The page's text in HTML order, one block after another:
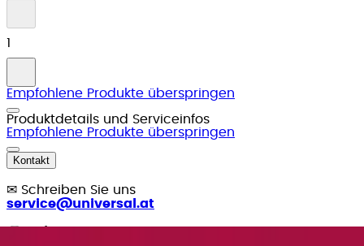
1
Empfohlene Produkte überspringen
Produktdetails und Serviceinfos
Empfohlene Produkte überspringen
Kontakt
✉ Schreiben Sie uns
service@universal.at